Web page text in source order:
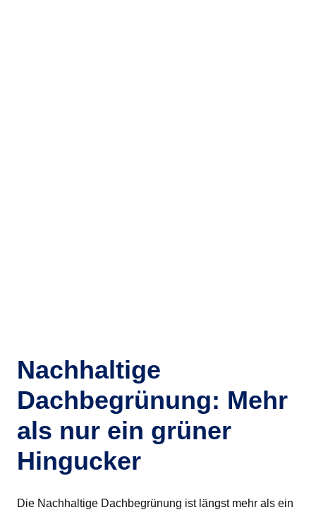
Nachhaltige
Dachbegrünung: Mehr
als nur ein grüner
Hingucker
Die Nachhaltige Dachbegrünung ist längst mehr als ein